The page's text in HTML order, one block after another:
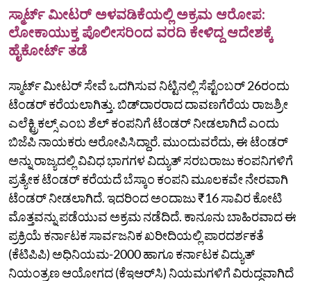
ಸ್ಮಾರ್ಟ್‌ ಮೀಟರ್‌ ಅಳವಡಿಕೆಯಲ್ಲಿ ಅಕ್ರಮ ಆರೋಪ:
ಲೋಕಾಯುಕ್ತ ಪೊಲೀಸರಿಂದ ವರದಿ ಕೇಳಿದ್ದ ಆದೇಶಕ್ಕೆ
ಹೈಕೋರ್ಟ್‌ ತಡೆ
ಸ್ಮಾರ್ಟ್‌ ಮೀಟರ್‌ ಸೇವೆ ಒದಗಿಸುವ ನಿಟ್ಟಿನಲ್ಲಿ ಸೆಪ್ಟೆಂಬರ್ 26ರಂದು
ಟೆಂಡರ್‌ ಕರೆಯಲಾಗಿತ್ತು. ಬಿಡ್‌ದಾರರಾದ ದಾವಣಗೆರೆಯ ರಾಜಶ್ರೀ
ಎಲೆಕ್ಟ್ರಿಕಲ್ಸ್‌ ಎಂಬ ಶೆಲ್‌ ಕಂಪನಿಗೆ ಟೆಂಡರ್‌ ನೀಡಲಾಗಿದೆ ಎಂದು
ಬಿಜೆಪಿ ನಾಯಕರು ಆರೋಪಿಸಿದ್ದಾರೆ. ಮುಂದುವರೆದು, ಈ ಟೆಂಡರ್‌
ಅನ್ನು ರಾಜ್ಯದಲ್ಲಿ ವಿವಿಧ ಭಾಗಗಳ ವಿದ್ಯುತ್‌ ಸರಬರಾಜು ಕಂಪನಿಗಳಿಗೆ
ಪ್ರತ್ಯೇಕ ಟೆಂಡರ್‌ ಕರೆಯದೆ ಬೆಸ್ಕಾಂ ಕಂಪನಿ ಮೂಲಕವೇ ನೇರವಾಗಿ
ಟೆಂಡರ್‌ ನೀಡಲಾಗಿದೆ. ಇದರಿಂದ ಅಂದಾಜು ₹16 ಸಾವಿರ ಕೋಟಿ
ಮೊತ್ತವನ್ನು ಪಡೆಯುವ ಅಕ್ರಮ ನಡೆದಿದೆ. ಕಾನೂನು ಬಾಹಿರವಾದ ಈ
ಪ್ರಕ್ರಿಯೆ ಕರ್ನಾಟಕ ಸಾರ್ವಜನಿಕ ಖರೀದಿಯಲ್ಲಿ ಪಾರದರ್ಶಕತೆ
(ಕೆಟಿಪಿಪಿ) ಅಧಿನಿಯಮ-2000 ಹಾಗೂ ಕರ್ನಾಟಕ ವಿದ್ಯುತ್‌
ನಿಯಂತ್ರಣ ಆಯೋಗದ (ಕೆಇಆರ್‌ಸಿ) ನಿಯಮಗಳಿಗೆ ವಿರುದ್ಧವಾಗಿದೆ